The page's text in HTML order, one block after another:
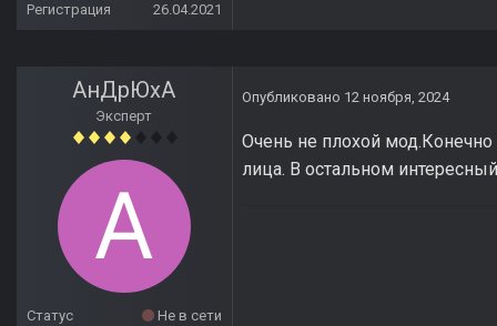
Регистрация
26.04.2021
АнДрЮхА
Эксперт
Статус
Не в сети
Опубликовано 12 ноября, 2024
Очень не плохой
лица. В остальном